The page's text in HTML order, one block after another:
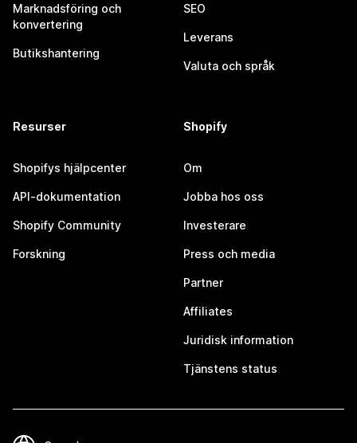
Marknadsföring och
konvertering
Butikshantering
SEO
Leverans
Valuta och språk
Resurser
Shopifys hjälpcenter
API-dokumentation
Shopify Community
Forskning
Shopify
Om
Jobba hos oss
Investerare
Press och media
Partner
Affiliates
Juridisk information
Tjänstens status